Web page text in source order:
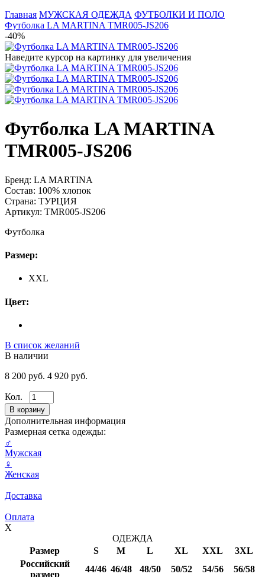
Главная МУЖСКАЯ ОДЕЖДА ФУТБОЛКИ И ПОЛО
Футболка LA MARTINA TMR005-JS206
-40%
Наведите курсор на картинку для увеличения
Футболка LA MARTINA
TMR005-JS206
Бренд: LA MARTINA
Состав: 100% хлопок
Страна: ТУРЦИЯ
Артикул: TMR005-JS206
Футболка
Размер:
XXL
Цвет:
В список желаний
В наличии
8 200 руб. 4 920 руб.
Кол.
Дополнительная информация
Размерная сетка одежды:
♂
Мужская
♀
Женская
Доставка
Оплата
X
ОДЕЖДА
Размер
S M L XL XXL
3XL
Российский
размер
44/46 46/48 48/50 50/52 54/56 56/58